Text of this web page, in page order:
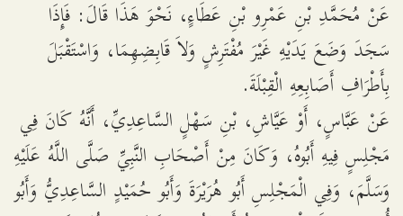
عَنْ مُحَمَّدِ بْنِ عَمْرِو بْنِ عَطَاءٍ، نَحْوَ هَذَا قَالَ: فَإِذَا
سَجَدَ وَضَعَ يَدَيْهِ غَيْرَ مُفْتَرِشٍ وَلاَ قَابِضِهِمَا، وَاسْتَقْبَلَ
بِأَطْرَافِ أَصَابِعِهِ الْقِبْلَةَ.
عَنْ عَبَّاسٍ، أَوْ عَيَّاشِ، بْنِ سَهْلٍ السَّاعِدِيِّ، أَنَّهُ كَانَ فِي
مَجْلِسٍ فِيهِ أَبُوهُ، وَكَانَ مِنْ أَصْحَابِ النَّبِيِّ صَلَّى اللَّهُ عَلَيْهِ
وَسَلَّمَ، وَفِي الْمَجْلِسِ أَبُو هُرَيْرَةَ وَأَبُو حُمَيْدٍ السَّاعِدِيُّ وَأَبُو